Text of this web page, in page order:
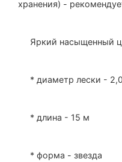
хранения) -
Яркий насыщенный
* диаметр лески -
* длина - 15 м
* форма - звезда